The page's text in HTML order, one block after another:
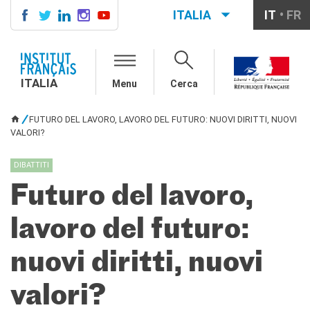
CORSI DI FRANCESE
CERTIFICAZIONI
UFFICIALI DI LINGUA
SCUOLA E FORMAZIONE
Contatti
Didattica
Mobilità
Francofonia
Studenti
Riconoscimento diplomi
ITALIA IT FR
ITALIA Menu Cerca
TU SEI QUI
FUTURO DEL LAVORO, LAVORO DEL FUTURO: NUOVI DIRITTI, NUOVI
VALORI?
DIBATTITI
Futuro del lavoro,
lavoro del futuro:
nuovi diritti, nuovi
valori?